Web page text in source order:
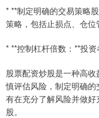
* **制定明确的交易策略
策略，包括止损点、仓位
* **控制杠杆倍数：**投
股票配资炒股是一种高
慎评估风险，制定明确
有在充分了解风险并做
股。